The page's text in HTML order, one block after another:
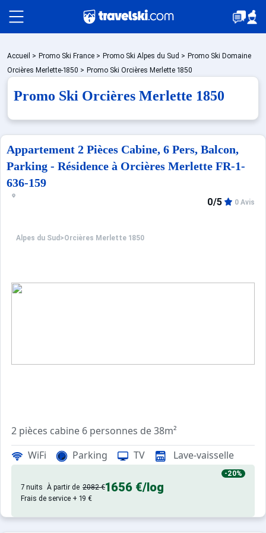
Packages
Stations
Bons plans
Accueil > Promo Ski France > Promo Ski Alpes du Sud > Promo Ski Domaine
Orcières Merlette-1850 > Promo Ski Orcières Merlette 1850
Promo Ski Orcières Merlette 1850
Appartement 2 Pièces Cabine, 6 Pers, Balcon,
Parking - Résidence à Orcières Merlette FR-1-
636-159
Alpes du Sud >Orcières Merlette 1850
0/5 0 Avis
2 pièces cabine 6 personnes de 38m²
Résidence de qualité avec ascenseuret laverie, située
Appartement 2 pièces cabine, 38 m² environ, situé au
6 couchages.
WiFi Parking TV Lave-vaisselle
-20%
7 nuits À partir de 2082 €1656 €/log
Frais de service + 19 €